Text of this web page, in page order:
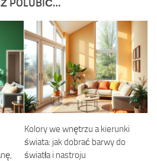
POLUBIĆ…
Kolory we wnętrzu a kierunki
świata: jak dobrać barwy do
światła i nastroju